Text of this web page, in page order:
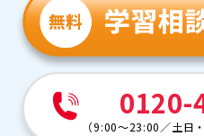
0120-
（9:00～23:00 ／土日